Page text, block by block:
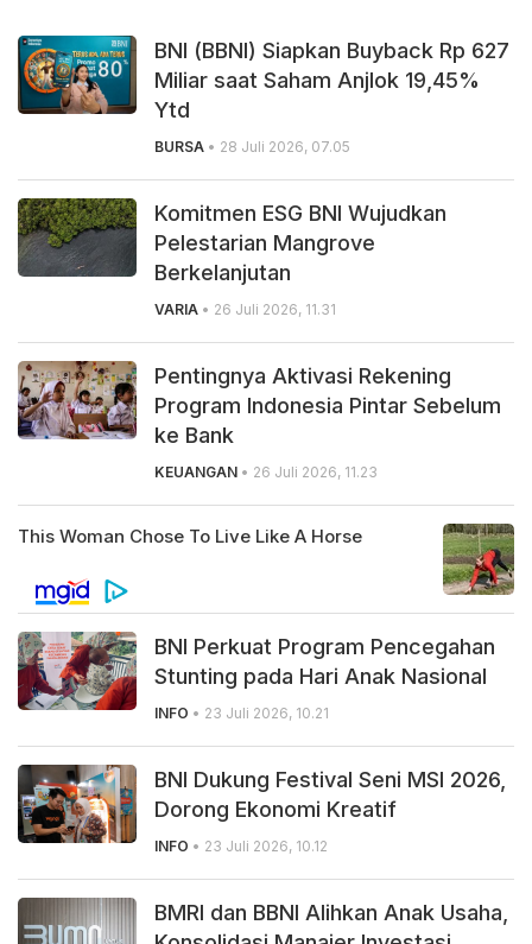
BNI (BBNI) Siapkan Buyback Rp 627
Miliar saat Saham Anjlok 19,45%
Ytd
BURSA • 28 Juli 2026, 07.05
Komitmen ESG BNI Wujudkan
Pelestarian Mangrove
Berkelanjutan
VARIA • 26 Juli 2026, 11.31
Pentingnya Aktivasi Rekening
Program Indonesia Pintar Sebelum
ke Bank
KEUANGAN • 26 Juli 2026, 11.23
BNI Perkuat Program Pencegahan
Stunting pada Hari Anak Nasional
INFO • 23 Juli 2026, 10.21
BNI Dukung Festival Seni MSI 2026,
Dorong Ekonomi Kreatif
INFO • 23 Juli 2026, 10.12
BMRI dan BBNI Alihkan Anak Usaha,